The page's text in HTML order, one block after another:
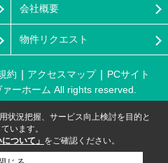
会社概要
物件リクエスト
約 アクセスマップ
PCサイト
ーホーム All rights reserved.
状況把握、サービス向上検討を目的と
います。
ついて」 をご確認ください。